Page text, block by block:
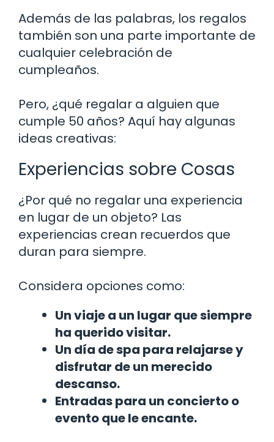
Además de las palabras, los regalos
también son una parte importante de
cualquier celebración de
cumpleaños.
Pero, ¿qué regalar a alguien que
cumple 50 años? Aquí hay algunas
ideas creativas:
Experiencias sobre Cosas
¿Por qué no regalar una experiencia
en lugar de un objeto? Las
experiencias crean recuerdos que
duran para siempre.
Considera opciones como:
Un viaje a un lugar que siempre
ha querido visitar.
Un día de spa para relajarse y
disfrutar de un merecido
descanso.
Entradas para un concierto o
evento que le encante.